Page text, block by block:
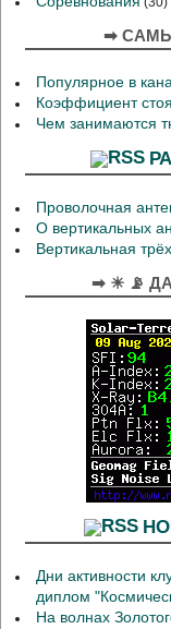
➡
Популярное в
Коэффициент
Чем занимаются
Проволочная
О вертикальных
Вертикальная
➡ ☀ 📡
Дни активности
диплом
На волнах